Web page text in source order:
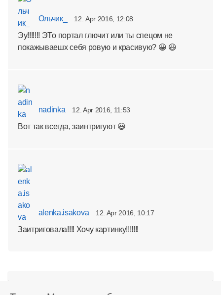
Ольчик_ 12. Apr 2016, 12:08
Эу!!!!!!! ЭТо портал глючит или ты спецом не
покажываешх себя ровую и красивую? 😀 😃
nadinka 12. Apr 2016, 11:53
Вот так всегда, заинтригуют 😃
alenka.isakova 12. Apr 2016, 10:17
Заитриговала!!!! Хочу картинку!!!!!!!